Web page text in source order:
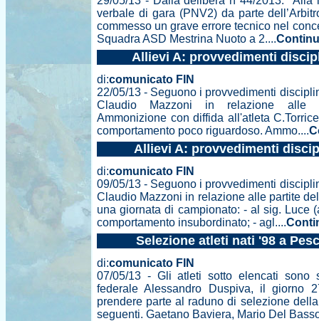
verbale di gara (PNV2) da parte
commesso un grave errore tecnico nel
Squadra ASD Mestrina Nuoto a 2....
Allievi A: provvedimenti
di:comunicato FIN
22/05/13 - Seguono i provvedimenti
Claudio Mazzoni in relazione alle
Ammonizione con diffida all'atleta
comportamento poco riguardoso. Ammo....
Allievi A: provvedimenti
di:comunicato FIN
09/05/13 - Seguono i provvedimenti
Claudio Mazzoni in relazione alle partite
una giornata di campionato: - al sig. Luce
comportamento insubordinato; - agl....
Selezione atleti nati '98 a
di:comunicato FIN
07/05/13 - Gli atleti sotto elencati sono
federale Alessandro Duspiva, il giorno
prendere parte al raduno di selezione
seguenti. Gaetano Baviera, Mario Del